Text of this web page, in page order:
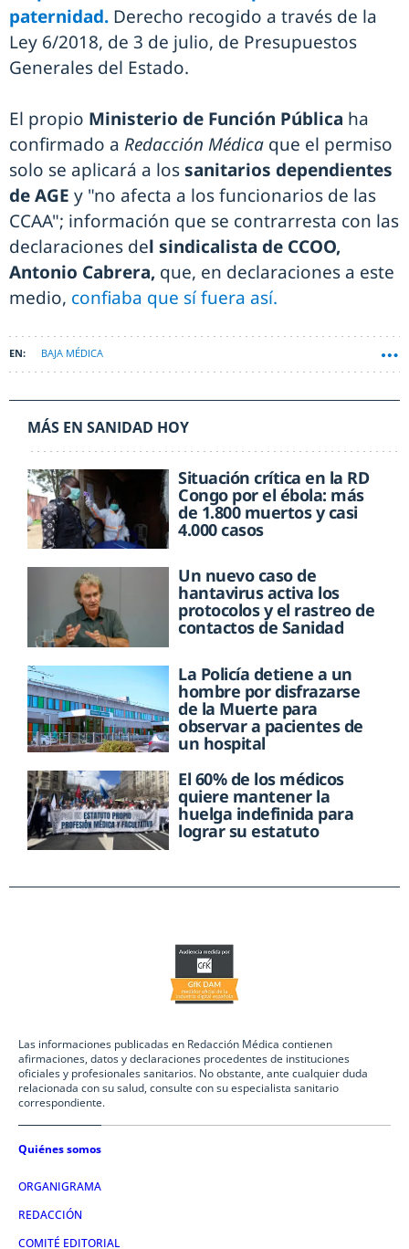
paternidad. Derecho recogido a través de la
Ley 6/2018, de 3 de julio, de Presupuestos
Generales del Estado.
El propio Ministerio de Función Pública ha
confirmado a Redacción Médica que el permiso
solo se aplicará a lossanitarios dependientes
de AGE y "no afecta a los funcionarios de las
CCAA"; información que se contrarresta con las
declaraciones del sindicalista de CCOO,
Antonio Cabrera, que, en declaraciones a este
medio, confiaba que sí fuera así.
BAJA MÉDICA
MÁS EN SANIDAD HOY
Situación crítica en la RD
Congo por el ébola: más
de 1.800 muertos y casi
4.000 casos
Un nuevo caso de
hantavirus activa los
protocolos y el rastreo de
contactos de Sanidad
La Policía detiene a un
hombre por disfrazarse
de la Muerte para
observar a pacientes de
un hospital
El 60% de los médicos
quiere mantener la
huelga indefinida para
lograr su estatuto
Las informaciones publicadas en Redacción Médica contienen
afirmaciones, datos y declaraciones procedentes de instituciones
oficiales y profesionales sanitarios. No obstante, ante cualquier duda
relacionada con su salud, consulte con su especialista sanitario
correspondiente.
Quiénes somos
ORGANIGRAMA
REDACCIÓN
COMITÉ EDITORIAL